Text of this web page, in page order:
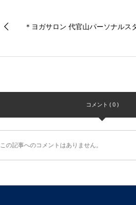
＊ヨガサロン 代官山パーソナルス
コメント ( 0 )
この記事へのコメントはありません。